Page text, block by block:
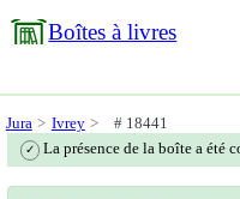
Boîtes à livres
Jura Ivrey # 18441
✓ La présence de la boîte a été